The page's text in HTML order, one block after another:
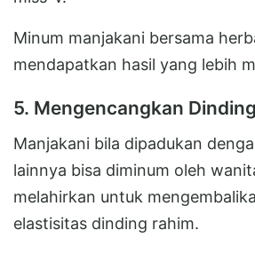
Minum manjakani bersama
mendapatkan hasil yang lebih
5. Mengencangkan
Manjakani bila dipadukan
lainnya bisa diminum oleh
melahirkan untuk
elastisitas dinding rahim.